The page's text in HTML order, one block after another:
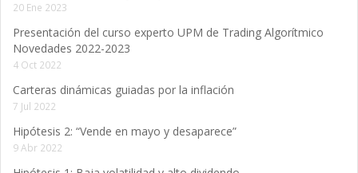
20 Ene 2023
Presentación del curso experto UPM de Trading Algorítmico
Novedades 2022-2023
4 Oct 2022
Carteras dinámicas guiadas por la inflación
7 Jul 2022
Hipótesis 2: “Vende en mayo y desaparece”
9 Abr 2022